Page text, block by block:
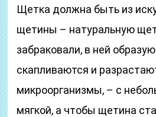
Щетка должна быть из
щетины – натуральную
забраковали, в ней
скапливаются и
микроорганизмы, – с
мягкой, а чтобы щетина